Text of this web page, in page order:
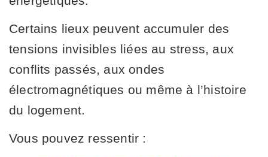
Certains lieux peuvent accumuler des
tensions invisibles liées au stress, aux
conflits passés, aux ondes
électromagnétiques ou même à l’histoire
du logement.
Vous pouvez ressentir :